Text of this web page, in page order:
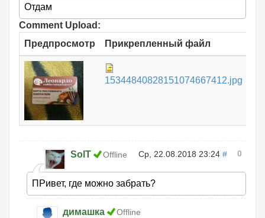
Отдам
Comment Upload:
Предпросмотр
Прикрепленный файл
15344840828151074667412.jpg
SolT Offline Ср, 22.08.2018 23:24 # 0
ПРивет, где можно забрать?
димашка Offline